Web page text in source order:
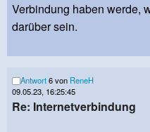
Verbindung haben werde,
darüber sein.
Antwort6 von ReneH
09.05.23, 16:25:45
Re: Internetverbindung